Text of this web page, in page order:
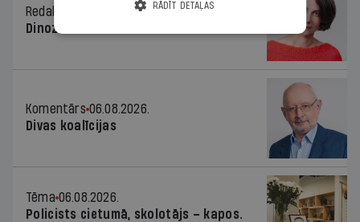
Redaktores sleja
06.08.2026.
Dinozaura triks
Komentārs 06.08.2026.
Divas koalīcijas
Tēma 06.08.2026.
Policists cietumā, skolotājs – kapos.
RĀDĪT DETAĻAS